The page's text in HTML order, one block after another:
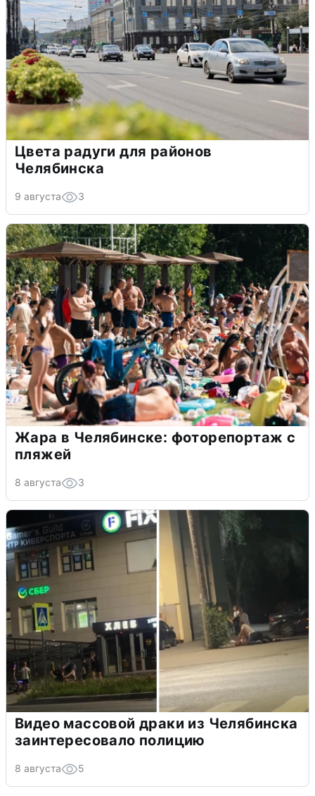
Цвета радуги для районов
Челябинска
9 августа 3
Жара в Челябинске: фоторепортаж с
пляжей
8 августа 3
Видео массовой драки из Челябинска
заинтересовало полицию
8 августа 5